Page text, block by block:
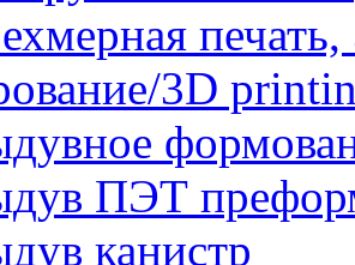
3D
ПЭТ
канистр